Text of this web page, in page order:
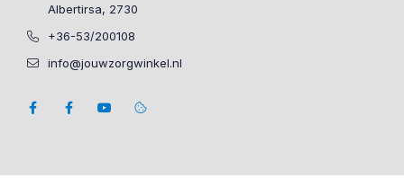
Albertirsa, 2730
+36-53/200108
info@jouwzorgwinkel.nl